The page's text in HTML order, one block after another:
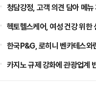
청담강정, 고객 의견 담아 메뉴
헥토헬스케어, 여성 건강 위
한국P&G, 로히니 벤카테스와
카지노 규제 강화에 관광업계